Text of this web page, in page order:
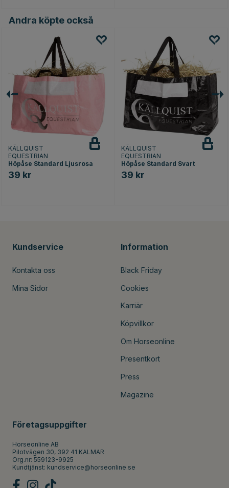
Andra köpte också
KÄLLQUIST
EQUESTRIAN
Höpåse Standard Ljusrosa
39 kr
KÄLLQUIST
EQUESTRIAN
Höpåse Standard Svart
39 kr
Kundservice
Kontakta oss
Mina Sidor
Information
Black Friday
Cookies
Karriär
Köpvillkor
Om Horseonline
Presentkort
Press
Magazine
Företagsuppgifter
Horseonline AB
Pilotvägen 30, 392 41 KALMAR
Org.nr: 559123-9925
Kundtjänst: kundservice@horseonline.se